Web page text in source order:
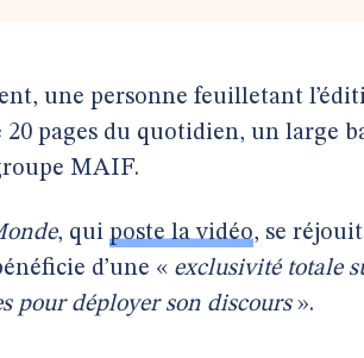
une personne feuilletant
20 pages du quotidien, un large
MAIF.
, qui poste la vidéo, se réjouit
d’une « exclusivité totale
pour déployer son discours».